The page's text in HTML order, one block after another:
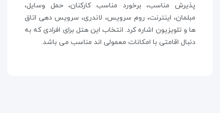
پذیرش مناسب، برخورد مناسب کارکنان، حمل وسایل،
مبلمان، اینترنت، روم سرویس، لاندری، سرویس دهی اتاق
ها و تلویزیون اشاره کرد. انتخاب این هتل برای افرادی که به
دنبال اقامتی با امکانات معمولی اند مناسب می باشد.